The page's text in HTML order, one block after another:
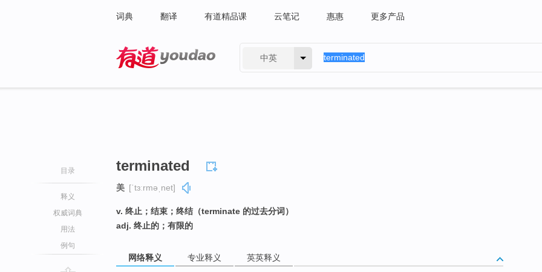
词典 翻译 有道精品课 云笔记 惠惠 更多产品
中英
目录
释义
权威词典
用法
例句
terminated
美 [ˈtɜːrməˌnet]
v. 终止；结束；终结（terminate 的过去分词）
adj. 终止的；有限的
网络释义 专业释义 英英释义